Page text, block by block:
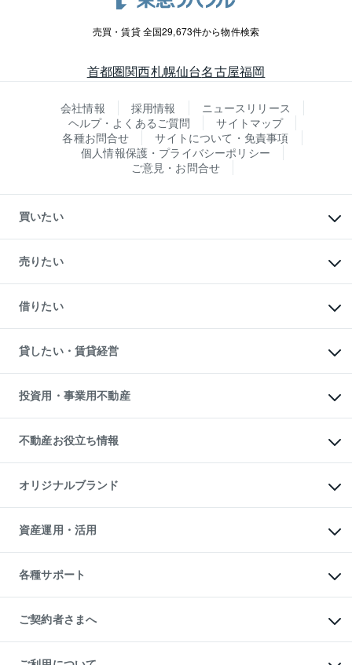
売買・賃貸 全国29,673件から物件検索
首都圏関西札幌仙台名古屋福岡
会社情報 採用情報
ニュースリリース
ヘルプ・よくあるご質問
サイトマップ
各種お問合せ
サイトについて・免責事項
個人情報保護・プライバシーポリシー
ご意見・お問合せ
買いたい
新築・分譲マンションの購入
中古マンションの購入
一戸建ての購入
中古一戸建ての購入
不動産購入の流れ
注目キーワード物件特集
購入ガイド
English 繁体中文簡体中文
売りたい
一戸建ての売却・査定
土地の売却・査定
スピードAI査定
不動産査定について
不動産売却の流れ
不動産買換えの流れ
売却ガイド
借りたい
オフィス・店舗の賃貸
借りるときの流れ
借りるガイド
貸したい・賃貸経営
マンション賃料データ
賃貸管理プラン
リロケーションについて
貸すガイド
投資用・事業用不動産
事業用不動産
マンション投資
投資用マンション
アパート経営
収益物件
ビル購入（ビル一棟）
投資用不動産の売却査定
事業用不動産の売却査定
不動産お役立ち情報
マンションライブラリー
人気マンションランキング
暮らしに役立つ不動産メディア
不動産相場・不動産価格情報
不動産コラム・ニュース
不動産用語集
不動産なんでもネット相談室
住まいの税金
オリジナルブランド
一棟リノベーションマンション
L`GENTE（ルジェンテ）
区分リノベーションマンション
投資用一棟レジデンスWELL
不動産小口投資
LEGACIA（レガシア）
資産運用・活用
不動産M&A
アセットマネジメント・出資
各種サポート
相続サポート
リフォームサポート
ご契約者さまへ
ご紹介・再契約特典